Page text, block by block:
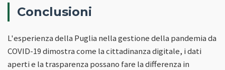
Conclusioni
L'esperienza della Puglia nella gestione della pandemia da
COVID-19 dimostra come la cittadinanza digitale, i dati
aperti e la trasparenza possano fare la differenza in